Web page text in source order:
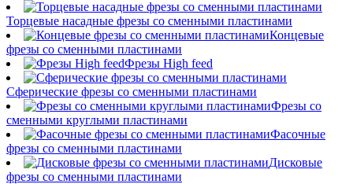
Торцевые насадные фрезы со сменными пластинами
Концевые
фрезы со сменными пластинами
Фрезы High feed
Сферические фрезы со сменными пластинами
Фрезы со
сменными круглыми пластинами
Фасочные
фрезы со сменными пластинами
Дисковые
фрезы со сменными пластинами